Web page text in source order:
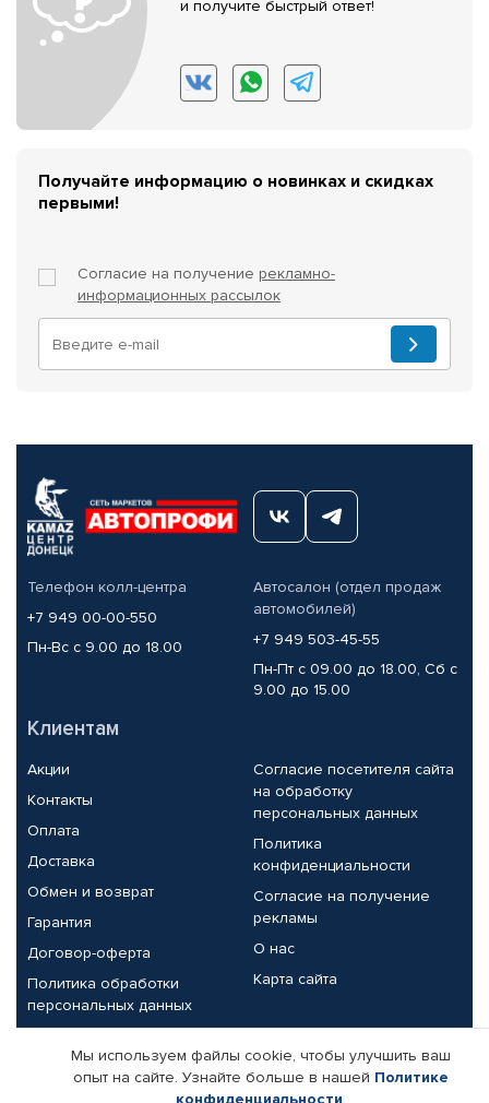
и получите быстрый ответ!
Получайте информацию о новинках и скидках
первыми!
Согласие на получение рекламно-
информационных рассылок
Телефон колл-центра
+7 949 00-00-550
Пн-Вс с 9.00 до 18.00
Автосалон (отдел продаж
автомобилей)
+7 949 503-45-55
Пн-Пт с 09.00 до 18.00, Сб с
9.00 до 15.00
Клиентам
Акции
Контакты
Оплата
Доставка
Обмен и возврат
Гарантия
Договор-оферта
Политика обработки
персональных данных
Согласие посетителя сайта
на обработку
персональных данных
Политика
конфиденциальности
Согласие на получение
рекламы
О нас
Карта сайта
Партнерам
Корпоративным клиентам Реквизиты компании
Мы используем файлы cookie, чтобы улучшить ваш
опыт на сайте. Узнайте больше в нашей Политике
конфиденциальности